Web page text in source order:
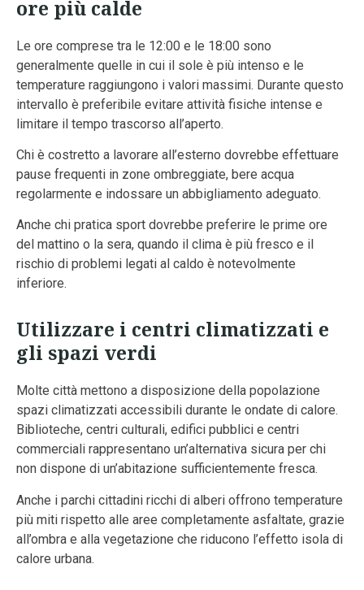
ore più calde
Le ore comprese tra le 12:00 e le 18:00 sono
generalmente quelle in cui il sole è più intenso e le
temperature raggiungono i valori massimi. Durante questo
intervallo è preferibile evitare attività fisiche intense e
limitare il tempo trascorso all’aperto.
Chi è costretto a lavorare all’esterno dovrebbe effettuare
pause frequenti in zone ombreggiate, bere acqua
regolarmente e indossare un abbigliamento adeguato.
Anche chi pratica sport dovrebbe preferire le prime ore
del mattino o la sera, quando il clima è più fresco e il
rischio di problemi legati al caldo è notevolmente
inferiore.
Utilizzare i centri climatizzati e
gli spazi verdi
Molte città mettono a disposizione della popolazione
spazi climatizzati accessibili durante le ondate di calore.
Biblioteche, centri culturali, edifici pubblici e centri
commerciali rappresentano un’alternativa sicura per chi
non dispone di un’abitazione sufficientemente fresca.
Anche i parchi cittadini ricchi di alberi offrono temperature
più miti rispetto alle aree completamente asfaltate, grazie
all’ombra e alla vegetazione che riducono l’effetto isola di
calore urbana.